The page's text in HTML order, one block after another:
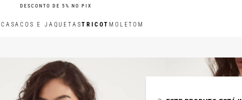
DESCONTO DE 5% NO PIX
CASACOS E JAQUETASTRICOT MOLETOM